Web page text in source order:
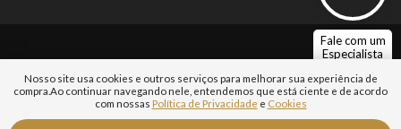
Nosso site usa cookies e outros serviços para melhorar sua experiência de
compra. Ao continuar navegando nele, entendemos que está ciente e de acordo
com nossas Política de Privacidade e Cookies
Fale com um
Especialista